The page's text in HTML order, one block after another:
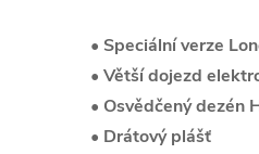
• Speciální verze
• Větší dojezd
• Osvědčený dezén
• Drátový plášť